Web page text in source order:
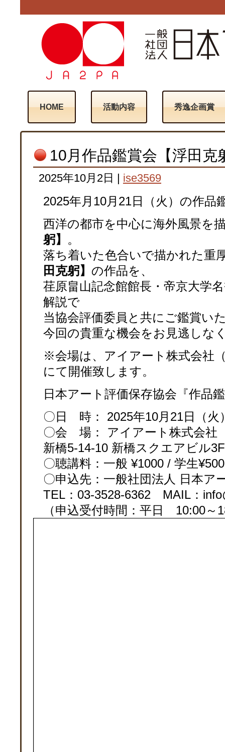
HOME 活動内容 秀逸企画賞
10月作品鑑賞会【浮田克
2025年10月2日 | ise3569
2025年月10月21日（火）の作品
西洋の都市を中心に海外風景を
躬】 。
落ち着いた色合いで描かれた重
田克躬】 の作品を、
荏原畠山記念館館長・帝京大学
解説で
当協会評価委員と共にご鑑賞い
今回の貴重な機会をお見逃しな
※会場は、アイアート株式会社
にて開催致します。
日本アート評価保存協会『作品
〇日 時： 2025年10月21日（火
〇会 場： アイアート株式会社
新橋5-14-10 新橋スクエアビル
〇聴講料：一般 ¥1000 / 学生
〇申込先：一般社団法人 日本ア
TEL：03-3528-6362 MAIL：
（申込受付時間：平日 10:00～